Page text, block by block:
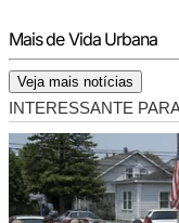
Mais de Vida Urbana
Veja mais notícias